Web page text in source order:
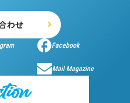
わせ
Facebook
Mail Magazine